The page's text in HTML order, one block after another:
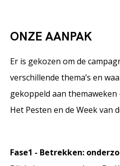
ONZE AANPAK
Er is gekozen om de
verschillende thema’s en
gekoppeld aan themaweken
Het Pesten en de Week van
Fase1 - Betrekken: